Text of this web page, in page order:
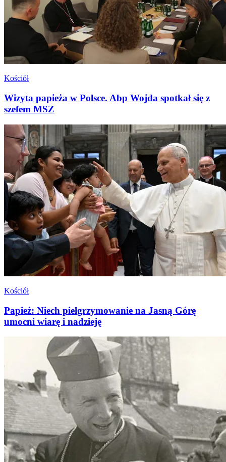
Kościół
Wizyta papieża w Polsce. Abp Wojda spotkał się z
szefem MSZ
Kościół
Papież: Niech pielgrzymowanie na Jasną Górę
umocni wiarę i nadzieję